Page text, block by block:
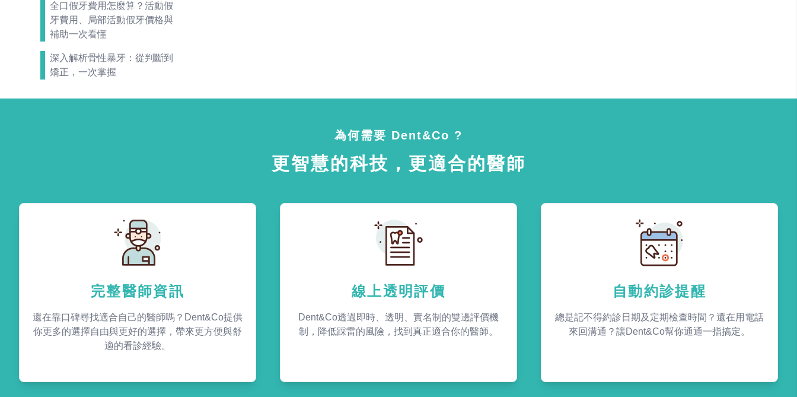
全口假牙費用怎麼算？活動假
牙費用、局部活動假牙價格與
補助一次看懂
深入解析骨性暴牙：從判斷到
矯正，一次掌握
為何需要 Dent&Co ?
更智慧的科技，更適合的醫師
完整醫師資訊
還在靠口碑尋找適合自己的醫師嗎？Dent&Co提供
你更多的選擇自由與更好的選擇，帶來更方便與舒
適的看診經驗。
線上透明評價
Dent&Co透過即時、透明、實名制的雙邊評價機
制，降低踩雷的風險，找到真正適合你的醫師。
自動約診提醒
總是記不得約診日期及定期檢查時間？還在用電話
來回溝通？讓Dent&Co幫你通通一指搞定。